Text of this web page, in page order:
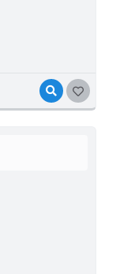
VISUALIZAR